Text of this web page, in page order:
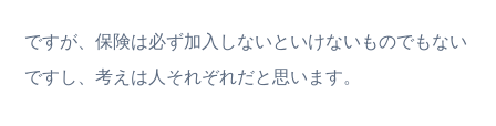
ですが、保険は必ず加入しないといけないものでもない
ですし、考えは人それぞれだと思います。